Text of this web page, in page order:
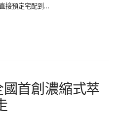
接預定宅配到…
首創濃縮式萃